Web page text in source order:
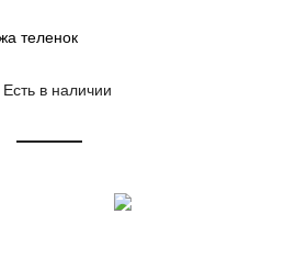
теленок
Есть в наличии